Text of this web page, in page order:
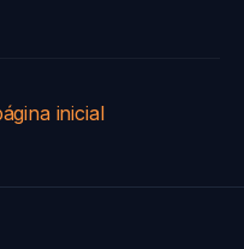
inicial